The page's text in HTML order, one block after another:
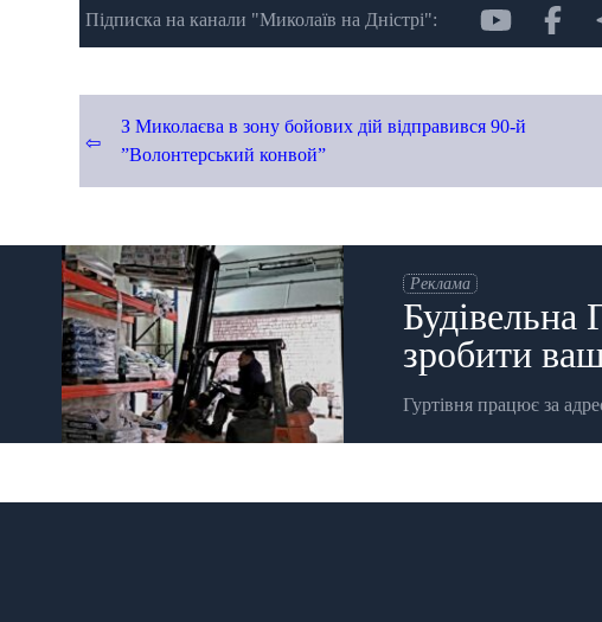
Підписка на канали "Миколаїв на Дністрі":
Навігація
записів
З Миколаєва в зону бойових дій відправився 90-й
”Волонтерський конвой”
Реклама
зробити
Гуртівня працює за